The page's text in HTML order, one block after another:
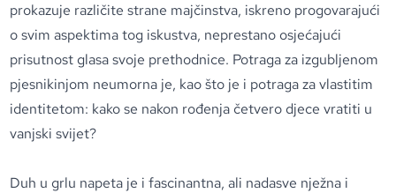
prokazuje različite strane majčinstva, iskreno progovarajući
o svim aspektima tog iskustva, neprestano osjećajući
prisutnost glasa svoje prethodnice. Potraga za izgubljenom
pjesnikinjom neumorna je, kao što je i potraga za vlastitim
identitetom: kako se nakon rođenja četvero djece vratiti u
vanjski svijet?
Duh u grlu napeta je i fascinantna, ali nadasve nježna i